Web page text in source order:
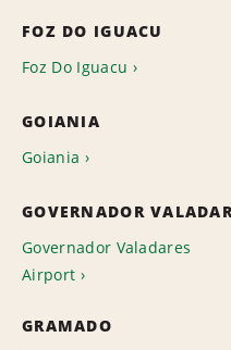
FOZ DO IGUACU
Foz Do Iguacu
GOIANIA
Goiania
GOVERNADOR
Governador Valadares
Airport
GRAMADO